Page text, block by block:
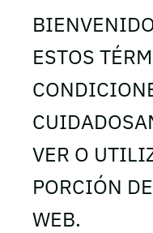
ESTOS
VER O
PORCIÓN
WEB.